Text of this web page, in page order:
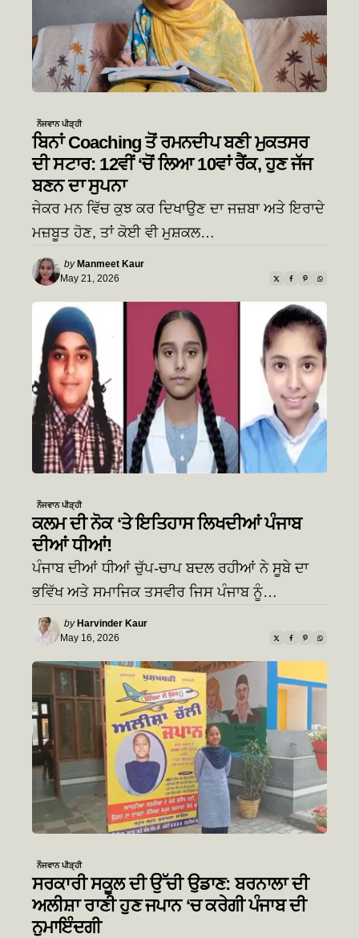
ਨੌਜਵਾਨ ਪੀੜ੍ਹੀ
ਬਿਨਾਂ Coaching ਤੋਂ ਰਮਨਦੀਪ ਬਣੀ ਮੁਕਤਸਰ
ਦੀ ਸਟਾਰ: 12ਵੀਂ ‘ਚੋਂ ਲਿਆ 10ਵਾਂ ਰੈਂਕ, ਹੁਣ ਜੱਜ
ਬਣਨ ਦਾ ਸੁਪਨਾ
ਜੇਕਰ ਮਨ ਵਿੱਚ ਕੁਝ ਕਰ ਦਿਖਾਉਣ ਦਾ ਜਜ਼ਬਾ ਅਤੇ ਇਰਾਦੇ
ਮਜ਼ਬੂਤ ਹੋਣ, ਤਾਂ ਕੋਈ ਵੀ ਮੁਸ਼ਕਲ…
Posted
by
by Manmeet Kaur
May 21, 2026
ਨੌਜਵਾਨ ਪੀੜ੍ਹੀ
ਕਲਮ ਦੀ ਨੋਕ ‘ਤੇ ਇਤਿਹਾਸ ਲਿਖਦੀਆਂ ਪੰਜਾਬ
ਦੀਆਂ ਧੀਆਂ!
ਪੰਜਾਬ ਦੀਆਂ ਧੀਆਂ ਚੁੱਪ-ਚਾਪ ਬਦਲ ਰਹੀਆਂ ਨੇ ਸੂਬੇ ਦਾ
ਭਵਿੱਖ ਅਤੇ ਸਮਾਜਿਕ ਤਸਵੀਰ ਜਿਸ ਪੰਜਾਬ ਨੂੰ…
Posted
by
by Harvinder Kaur
May 16, 2026
ਨੌਜਵਾਨ ਪੀੜ੍ਹੀ
ਸਰਕਾਰੀ ਸਕੂਲ ਦੀ ਉੱਚੀ ਉਡਾਣ: ਬਰਨਾਲਾ ਦੀ
ਅਲੀਸ਼ਾ ਰਾਣੀ ਹੁਣ ਜਪਾਨ ‘ਚ ਕਰੇਗੀ ਪੰਜਾਬ ਦੀ
ਨੁਮਾਇੰਦਗੀ